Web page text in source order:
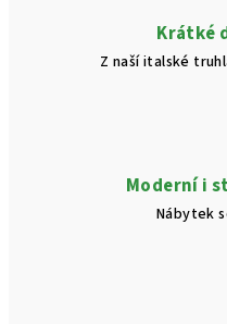
Krátké
Z naší italské
Moderní i
Nábytek